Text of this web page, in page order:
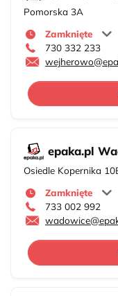
Pomorska 3A
Zamknięte
730 332 233
epaka.pl
Osiedle Kopernika
Zamknięte
733 002 992